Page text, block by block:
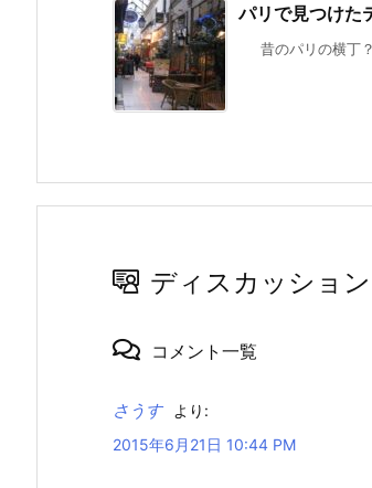
パリで見つけた
昔のパリの横丁？
ディスカッション
コメント一覧
さうす
より:
2015年6月21日 10:44 PM